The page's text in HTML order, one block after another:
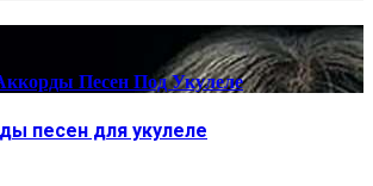
Песен Под Укулеле
песен для укулеле